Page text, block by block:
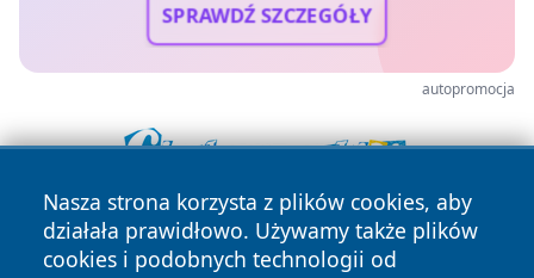
SPRAWDŹ SZCZEGÓŁY
autopromocja
Nasza strona korzysta z plików cookies, aby
działała prawidłowo. Używamy także plików
cookies i podobnych technologii od